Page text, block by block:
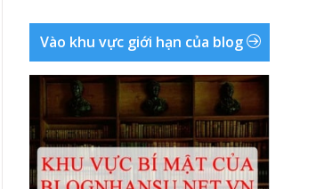
Vào khu vực giới hạn của blog